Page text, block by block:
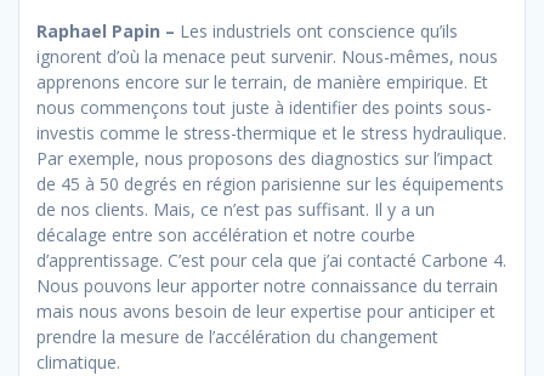
Raphael Papin – Les industriels ont conscience qu’ils
ignorent d’où la menace peut survenir. Nous-mêmes, nous
apprenons encore sur le terrain, de manière empirique. Et
nous commençons tout juste à identifier des points sous-
investis comme le stress-thermique et le stress hydraulique.
Par exemple, nous proposons des diagnostics sur l’impact
de 45 à 50 degrés en région parisienne sur les équipements
de nos clients. Mais, ce n’est pas suffisant. Il y a un
décalage entre son accélération et notre courbe
d’apprentissage. C’est pour cela que j’ai contacté Carbone 4.
Nous pouvons leur apporter notre connaissance du terrain
mais nous avons besoin de leur expertise pour anticiper et
prendre la mesure de l’accélération du changement
climatique.